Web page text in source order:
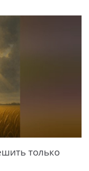
только